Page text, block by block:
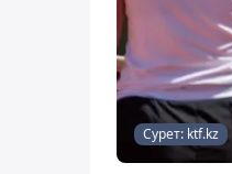
Сурет: ktf.kz